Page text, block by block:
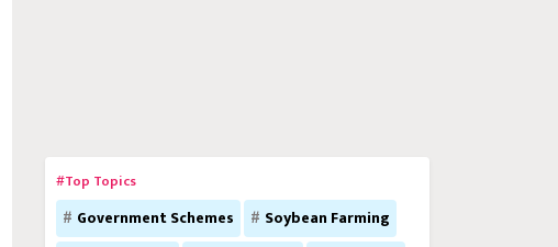
#Top Topics
Government Schemes
Soybean Farming